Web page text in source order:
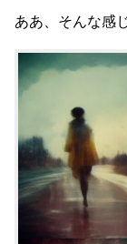
ああ、そんな感